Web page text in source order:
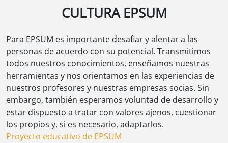
CULTURA EPSUM
Para EPSUM es importante desafiar y alentar a las
personas de acuerdo con su potencial. Transmitimos
todos nuestros conocimientos, enseñamos nuestras
herramientas y nos orientamos en las experiencias de
nuestros profesores y nuestras empresas socias. Sin
embargo, también esperamos voluntad de desarrollo y
estar dispuesto a tratar con valores ajenos, cuestionar
los propios y, si es necesario, adaptarlos.
Proyecto educativo de EPSUM